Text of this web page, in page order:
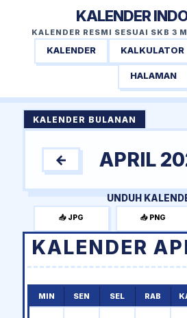
KALENDER
KALENDER RESMI SESUAI SKB 3
KALENDER KALKULATOR
HALAMAN
KALENDER BULANAN
← APRIL
UNDUH
📥 JPG 📥 PNG
KALENDER
MIN SEN SEL RAB